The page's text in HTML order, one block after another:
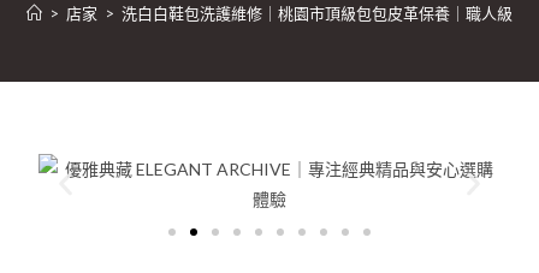
> 店家 > 洗白白鞋包洗護維修｜桃園市頂級包包皮革保養｜職人級手